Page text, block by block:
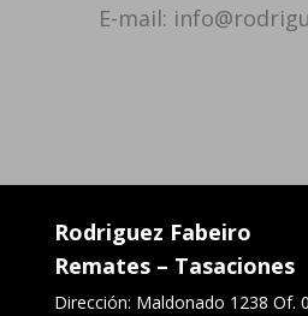
E-mail:
Rodriguez Fabeiro
Remates – Tasaciones
Dirección: Maldonado 1238 Of.